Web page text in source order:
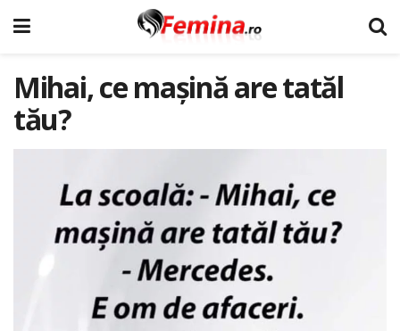
Mihai, ce mașină are tatăl
tău?